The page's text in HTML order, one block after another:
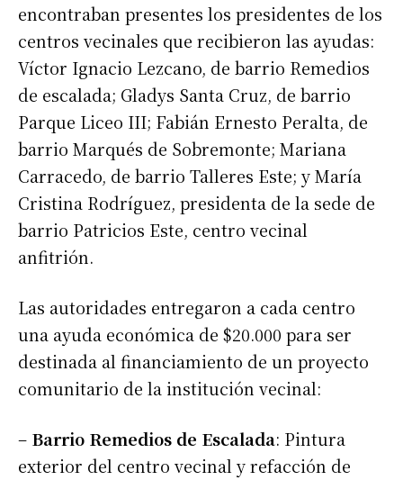
encontraban presentes los presidentes de los
centros vecinales que recibieron las ayudas:
Víctor Ignacio Lezcano, de barrio Remedios
de escalada; Gladys Santa Cruz, de barrio
Parque Liceo III; Fabián Ernesto Peralta, de
barrio Marqués de Sobremonte; Mariana
Carracedo, de barrio Talleres Este; y María
Cristina Rodríguez, presidenta de la sede de
barrio Patricios Este, centro vecinal
anfitrión.
Las autoridades entregaron a cada centro
una ayuda económica de $20.000 para ser
destinada al financiamiento de un proyecto
comunitario de la institución vecinal:
– Barrio Remedios de Escalada: Pintura
exterior del centro vecinal y refacción de